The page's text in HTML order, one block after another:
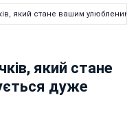
який стане вашим
який стане
дуже